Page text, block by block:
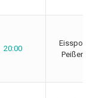
20:00
Eissporthalle
Peißenberg